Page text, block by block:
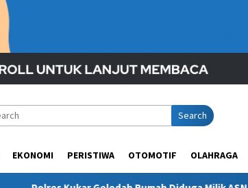
Search
EKONOMI PERISTIWA OTOMOTIF OLAHRAGA